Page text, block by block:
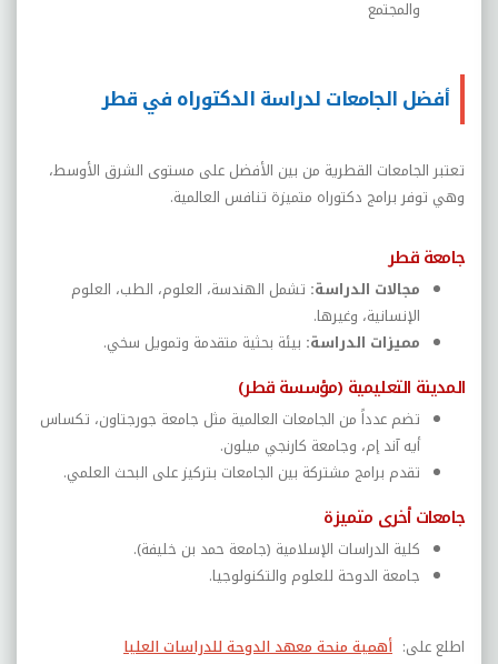
والمجتمع
أفضل الجامعات لدراسة الدكتوراه في قطر
تعتبر الجامعات القطرية من بين الأفضل على مستوى الشرق الأوسط،
وهي توفر برامج دكتوراه متميزة تنافس العالمية.
جامعة قطر
مجالات الدراسة: تشمل الهندسة، العلوم، الطب، العلوم
الإنسانية، وغيرها.
مميزات الدراسة: بيئة بحثية متقدمة وتمويل سخي.
المدينة التعليمية (مؤسسة قطر)
تضم عدداً من الجامعات العالمية مثل جامعة جورجتاون، تكساس
أيه آند إم، وجامعة كارنجي ميلون.
تقدم برامج مشتركة بين الجامعات بتركيز على البحث العلمي.
جامعات أخرى متميزة
كلية الدراسات الإسلامية (جامعة حمد بن خليفة).
جامعة الدوحة للعلوم والتكنولوجيا.
اطلع على: أهمية منحة معهد الدوحة للدراسات العليا